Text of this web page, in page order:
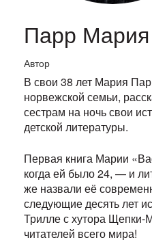
Парр Мария
Автор
В свои 38 лет Мария
норвежской семьи,
сестрам на ночь свои
детской литературы.
Первая книга Марии
когда ей было 24, — и
же назвали её
следующие десять лет
Трилле с хутора Щепки-
читателей всего мира!